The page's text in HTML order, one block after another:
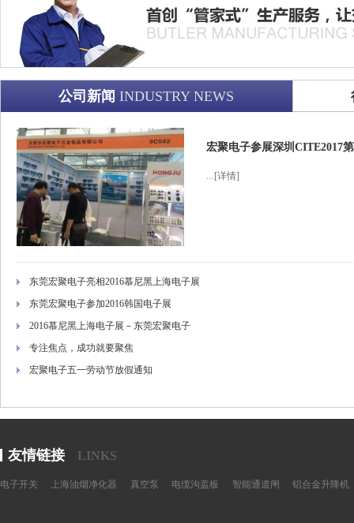
公司新闻 INDUSTRY NEWS
宏聚电子参展深圳CITE2017
... [详情]
东莞宏聚电子亮相2016慕尼黑上海电子展
东莞宏聚电子参加2016韩国电子展
2016慕尼黑上海电子展－东莞宏聚电子
专注焦点，成功就要聚焦
宏聚电子五一劳动节放假通知
友情链接 LINKS
电子开关 上海油烟净化器 真空泵 电缆沟盖板 智能通道闸 铝合金升降机